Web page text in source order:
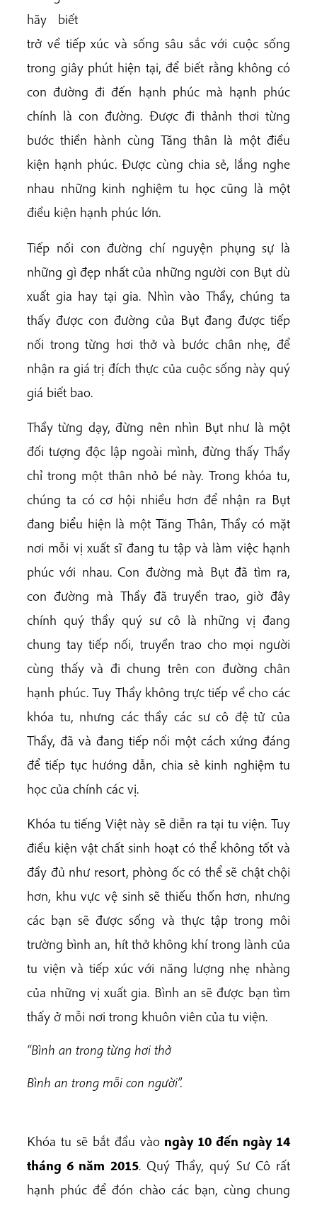
hãy biết
trở về tiếp xúc và sống sâu sắc với cuộc sống
trong giây phút hiện tại, để biết rằng không có
con đường đi đến hạnh phúc mà hạnh phúc
chính là con đường. Được đi thảnh thơi từng
bước thiền hành cùng Tăng thân là một điều
kiện hạnh phúc. Được cùng chia sẻ, lắng nghe
nhau những kinh nghiệm tu học cũng là một
điều kiện hạnh phúc lớn.
Tiếp nối con đường chí nguyện phụng sự là
những gì đẹp nhất của những người con Bụt dù
xuất gia hay tại gia. Nhìn vào Thầy, chúng ta
thấy được con đường của Bụt đang được tiếp
nối trong từng hơi thở và bước chân nhẹ, để
nhận ra giá trị đích thực của cuộc sống này quý
giá biết bao.
Thầy từng dạy, đừng nên nhìn Bụt như là một
đối tượng độc lập ngoài mình, đừng thấy Thầy
chỉ trong một thân nhỏ bé này. Trong khóa tu,
chúng ta có cơ hội nhiều hơn để nhận ra Bụt
đang biểu hiện là một Tăng Thân, Thầy có mặt
nơi mỗi vị xuất sĩ đang tu tập và làm việc hạnh
phúc với nhau. Con đường mà Bụt đã tìm ra,
con đường mà Thầy đã truyền trao, giờ đây
chính quý thầy quý sư cô là những vị đang
chung tay tiếp nối, truyền trao cho mọi người
cùng thấy và đi chung trên con đường chân
hạnh phúc. Tuy Thầy không trực tiếp về cho các
khóa tu, nhưng các thầy các sư cô đệ tử của
Thầy, đã và đang tiếp nối một cách xứng đáng
để tiếp tục hướng dẫn, chia sẻ kinh nghiệm tu
học của chính các vị.
Khóa tu tiếng Việt này sẽ diễn ra tại tu viện. Tuy
điều kiện vật chất sinh hoạt có thể không tốt và
đầy đủ như resort, phòng ốc có thể sẽ chật chội
hơn, khu vực vệ sinh sẽ thiếu thốn hơn, nhưng
các bạn sẽ được sống và thực tập trong môi
trường bình an, hít thở không khí trong lành của
tu viện và tiếp xúc với năng lượng nhẹ nhàng
của những vị xuất gia. Bình an sẽ được bạn tìm
thấy ở mỗi nơi trong khuôn viên của tu viện.
“Bình an trong từng hơi thở
Bình an trong mỗi con người”.
Khóa tu sẽbắt đầu vào ngày 10đến ngày 14
tháng 6 năm 2015. Quý Thầy, quý SưCô rất
hạnh phúcđể đón chào các bạn, cùng chung